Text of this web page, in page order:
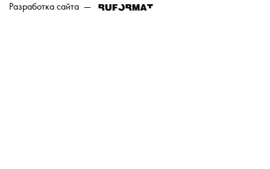
Разработка сайта —